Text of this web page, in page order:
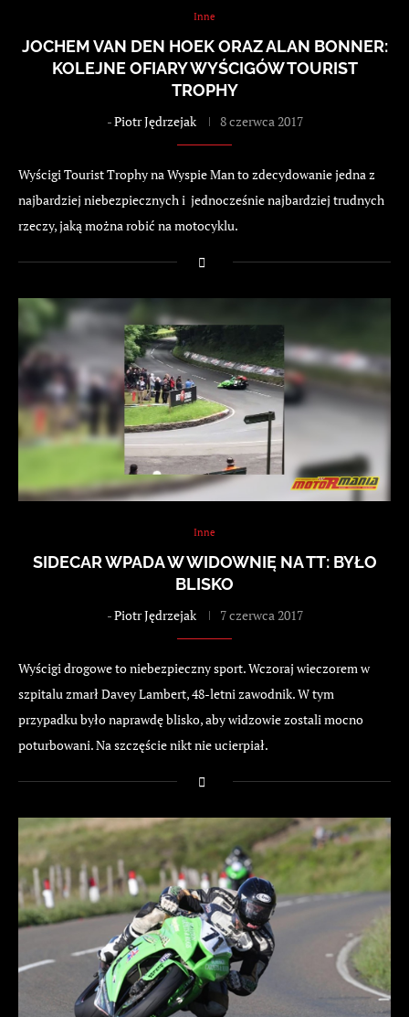
Inne
JOCHEM VAN DEN HOEK ORAZ ALAN BONNER:
KOLEJNE OFIARY WYŚCIGÓW TOURIST
TROPHY
-Piotr Jędrzejak 8 czerwca 2017
Wyścigi Tourist Trophy na Wyspie Man to zdecydowanie jedna z
najbardziej niebezpiecznych i jednocześnie najbardziej trudnych
rzeczy, jaką można robić na motocyklu.
Inne
SIDECAR WPADA W WIDOWNIĘ NA TT: BYŁO
BLISKO
-Piotr Jędrzejak 7 czerwca 2017
Wyścigi drogowe to niebezpieczny sport. Wczoraj wieczorem w
szpitalu zmarł Davey Lambert, 48-letni zawodnik. W tym
przypadku było naprawdę blisko, aby widzowie zostali mocno
poturbowani. Na szczęście nikt nie ucierpiał.